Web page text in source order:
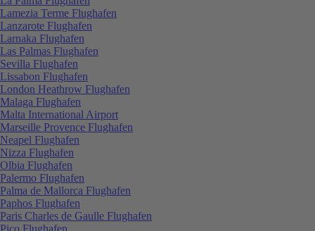
Lamezia Terme Flughafen
Lanzarote Flughafen
Larnaka Flughafen
Las Palmas Flughafen
Sevilla Flughafen
Lissabon Flughafen
London Heathrow Flughafen
Malaga Flughafen
Malta International Airport
Marseille Provence Flughafen
Neapel Flughafen
Nizza Flughafen
Olbia Flughafen
Palermo Flughafen
Palma de Mallorca Flughafen
Paphos Flughafen
Paris Charles de Gaulle Flughafen
Pico Flughafen